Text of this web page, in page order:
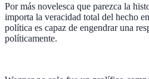
Por más novelesca que parezca la
importa la veracidad total del hecho
política es capaz de engendrar una
políticamente.